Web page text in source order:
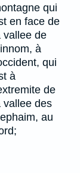
qui
en face de
vallee de
à
qui
à
de
vallee des
au